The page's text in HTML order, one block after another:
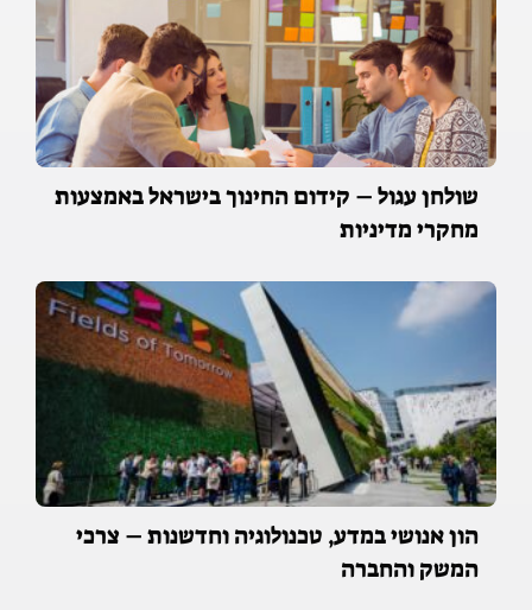
שולחן עגול – קידום החינוך בישראל באמצעות
מחקרי מדיניות
הון אנושי במדע, טכנולוגיה וחדשנות – צרכי
המשק והחברה